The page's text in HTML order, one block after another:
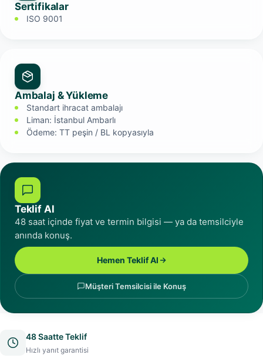
Sertifikalar
ISO 9001
Ambalaj & Yükleme
Standart ihracat ambalajı
Liman: İstanbul Ambarlı
Ödeme: TT peşin / BL kopyasıyla
Teklif Al
48 saat içinde fiyat ve termin bilgisi — ya da temsilciyle
anında konuş.
Hemen Teklif Al
Müşteri Temsilcisi ile Konuş
48 Saatte Teklif
Hızlı yanıt garantisi